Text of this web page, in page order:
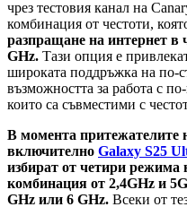
чрез тестовия канал на
комбинация от честоти,
разпращане на интернет в
GHz. Тази опция е
широката поддръжка на по-
възможността за работа с
които са съвместими с
В момента притежателите
включително Galaxy S25
избират от четири режима
комбинация от 2,4GHz и
GHz или 6 GHz. Всеки от